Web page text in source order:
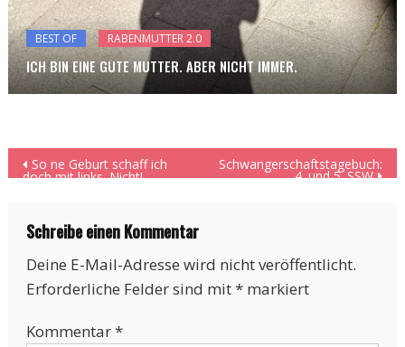
BEST OF RABENMUTTER 2.0
ICH BIN EINE GUTE MUTTER. ABER NICHT IMMER.
Beitragsnavigation
So ne Geburt schaff ich
doch mit links. Nicht!
Schwangerschaftstagebuch:
4. und 5. SSW
Schreibe einen Kommentar
Deine E-Mail-Adresse wird nicht veröffentlicht.
Erforderliche Felder sind mit*markiert
Kommentar*